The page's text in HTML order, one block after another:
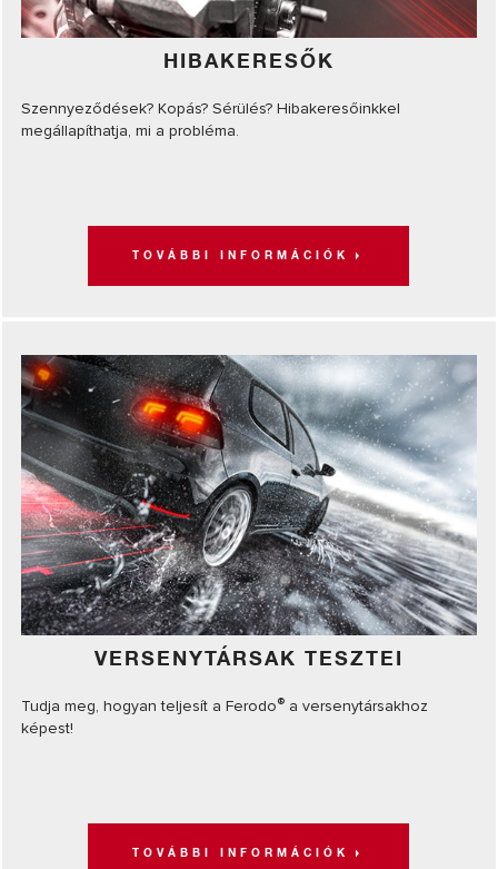
HIBAKERESŐK
Szennyeződések? Kopás? Sérülés? Hibakeresőinkkel
megállapíthatja, mi a probléma.
TOVÁBBI INFORMÁCIÓK
VERSENYTÁRSAK TESZTEI
Tudja meg, hogyan teljesít a Ferodo® a versenytársakhoz
képest!
TOVÁBBI INFORMÁCIÓK